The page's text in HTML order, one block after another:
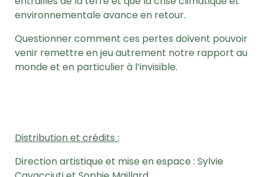
environnementale avance en retour.
Questionner comment ces pertes doivent pouvoir
venir remettre en jeu autrement notre rapport au
monde et en particulier à l’invisible.
Distribution et crédits :
Direction artistique et mise en espace : Sylvie